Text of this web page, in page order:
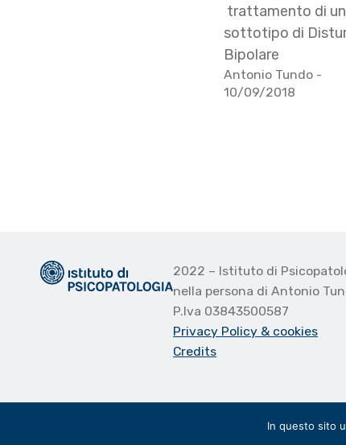
trattamento di un
sottotipo di
Bipolare
Antonio Tundo -
10/09/2018
2022 – Istituto di
nella persona di Antonio
P.Iva 03843500587
Privacy Policy & cookies
Credits
In questo sito